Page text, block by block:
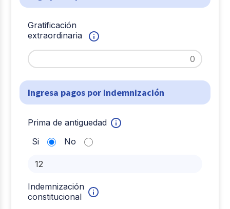
Gratificación
extraordinaria
Ingresa pagos por indemnización
Prima de antiguedad
Si
No
Indemnización
constitucional